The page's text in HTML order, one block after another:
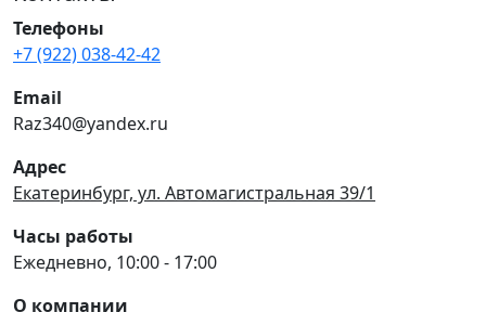
Телефоны
+7 (922) 038-42-42
Email
Raz340@yandex.ru
Адрес
Екатеринбург, ул. Автомагистральная 39/1
Часы работы
Ежедневно, 10:00 - 17:00
О компании